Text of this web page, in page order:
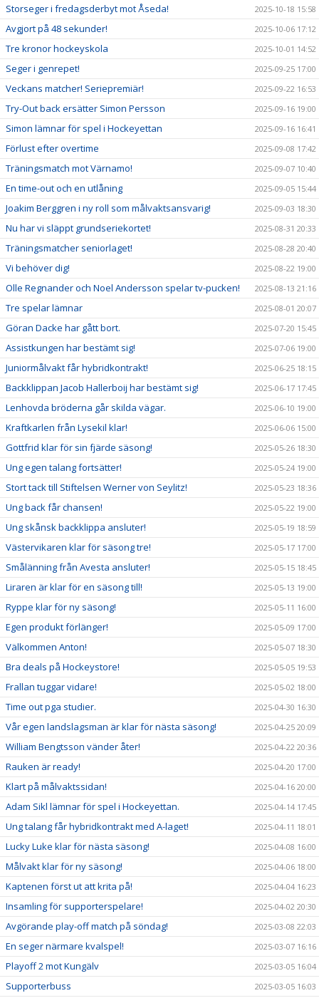
Storseger i fredagsderbyt mot Åseda! 2025-10-18 15:58
Avgjort på 48 sekunder! 2025-10-06 17:12
Tre kronor hockeyskola 2025-10-01 14:52
Seger i genrepet! 2025-09-25 17:00
Veckans matcher! Seriepremiär! 2025-09-22 16:53
Try-Out back ersätter Simon Persson 2025-09-16 19:00
Simon lämnar för spel i Hockeyettan 2025-09-16 16:41
Förlust efter overtime 2025-09-08 17:42
Träningsmatch mot Värnamo! 2025-09-07 10:40
En time-out och en utlåning 2025-09-05 15:44
Joakim Berggren i ny roll som målvaktsansvarig! 2025-09-03 18:30
Nu har vi släppt grundseriekortet! 2025-08-31 20:33
Träningsmatcher seniorlaget! 2025-08-28 20:40
Vi behöver dig! 2025-08-22 19:00
Olle Regnander och Noel Andersson spelar tv-pucken! 2025-08-13 21:16
Tre spelar lämnar 2025-08-01 20:07
Göran Dacke har gått bort. 2025-07-20 15:45
Assistkungen har bestämt sig! 2025-07-06 19:00
Juniormålvakt får hybridkontrakt! 2025-06-25 18:15
Backklippan Jacob Hallerboij har bestämt sig! 2025-06-17 17:45
Lenhovda bröderna går skilda vägar. 2025-06-10 19:00
Kraftkarlen från Lysekil klar! 2025-06-06 15:00
Gottfrid klar för sin fjärde säsong! 2025-05-26 18:30
Ung egen talang fortsätter! 2025-05-24 19:00
Stort tack till Stiftelsen Werner von Seylitz! 2025-05-23 18:36
Ung back får chansen! 2025-05-22 19:00
Ung skånsk backklippa ansluter! 2025-05-19 18:59
Västervikaren klar för säsong tre! 2025-05-17 17:00
Smålänning från Avesta ansluter! 2025-05-15 18:45
Liraren är klar för en säsong till! 2025-05-13 19:00
Ryppe klar för ny säsong! 2025-05-11 16:00
Egen produkt förlänger! 2025-05-09 17:00
Välkommen Anton! 2025-05-07 18:30
Bra deals på Hockeystore! 2025-05-05 19:53
Frallan tuggar vidare! 2025-05-02 18:00
Time out pga studier. 2025-04-30 16:30
Vår egen landslagsman är klar för nästa säsong! 2025-04-25 20:09
William Bengtsson vänder åter! 2025-04-22 20:36
Rauken är ready! 2025-04-20 17:00
Klart på målvaktssidan! 2025-04-16 20:00
Adam Sikl lämnar för spel i Hockeyettan. 2025-04-14 17:45
Ung talang får hybridkontrakt med A-laget! 2025-04-11 18:01
Lucky Luke klar för nästa säsong! 2025-04-08 16:00
Målvakt klar för ny säsong! 2025-04-06 18:00
Kaptenen först ut att krita på! 2025-04-04 16:23
Insamling för supporterspelare! 2025-04-02 20:30
Avgörande play-off match på söndag! 2025-03-08 22:03
En seger närmare kvalspel! 2025-03-07 16:16
Playoff 2 mot Kungälv 2025-03-05 16:04
Supporterbuss 2025-03-05 16:03